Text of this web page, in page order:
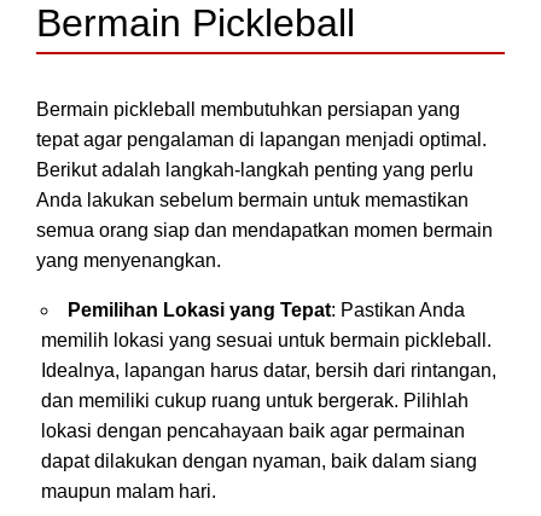
Bermain Pickleball
Bermain pickleball membutuhkan persiapan yang
tepat agar pengalaman di lapangan menjadi optimal.
Berikut adalah langkah-langkah penting yang perlu
Anda lakukan sebelum bermain untuk memastikan
semua orang siap dan mendapatkan momen bermain
yang menyenangkan.
Pemilihan Lokasi yang Tepat: Pastikan Anda
memilih lokasi yang sesuai untuk bermain pickleball.
Idealnya, lapangan harus datar, bersih dari rintangan,
dan memiliki cukup ruang untuk bergerak. Pilihlah
lokasi dengan pencahayaan baik agar permainan
dapat dilakukan dengan nyaman, baik dalam siang
maupun malam hari.